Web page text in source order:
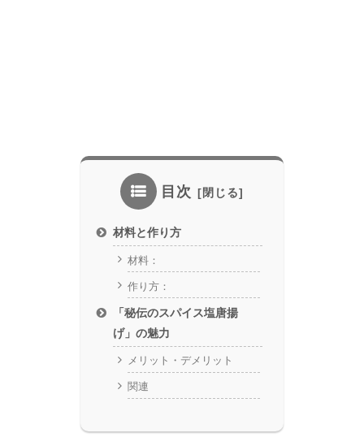
目次
材料と作り方
材料：
作り方：
「秘伝のスパイス塩唐揚
げ」の魅力
メリット・デメリット
関連